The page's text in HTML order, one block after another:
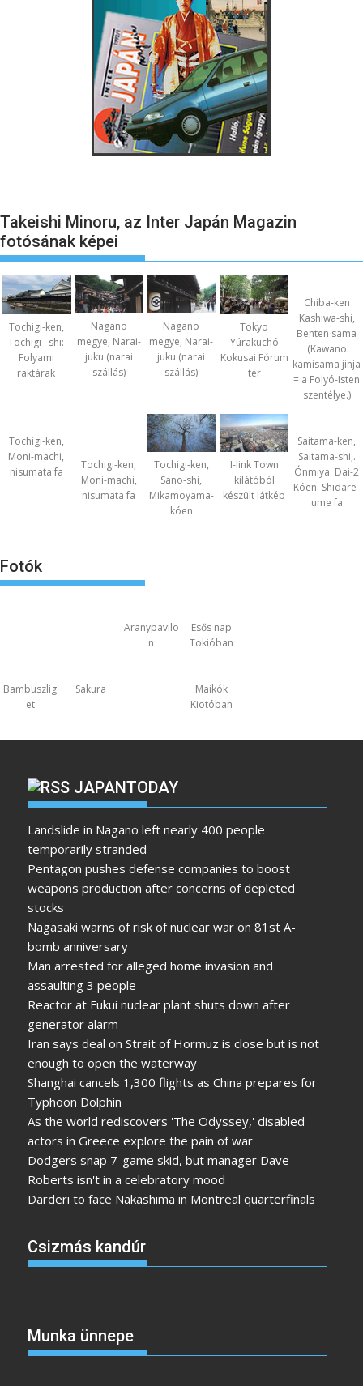
Takeishi Minoru, az Inter Japán Magazin
fotósának képei
Tochigi-ken,
Tochigi –shi:
Folyami
raktárak
Nagano
megye, Narai-
juku (narai
szállás)
Nagano
megye, Narai-
juku (narai
szállás)
Tokyo
Yúrakuchó
Kokusai Fórum
tér
Chiba-ken
Kashiwa-shi,
Benten sama
(Kawano
kamisama jinja
= a Folyó-Isten
szentélye.)
Tochigi-ken,
Moni-machi,
nisumata fa
nisumata fa
Tochigi-ken,
Sano-shi,
Mikamoyama-
kóen
I-link Town
kilátóból
készült látkép
Saitama-ken,
Saitama-shi,.
Ónmiya. Dai-2
Kóen. Shidare-
ume fa
Fotók
Aranypavilo
n
Esős nap
Tokióban
Bambuszlig
et
Sakura
Maikók
Kiotóban
JAPANTODAY
Landslide in Nagano left nearly 400 people
temporarily stranded
Pentagon pushes defense companies to boost
weapons production after concerns of depleted
stocks
Nagasaki warns of risk of nuclear war on 81st A-
bomb anniversary
Man arrested for alleged home invasion and
assaulting 3 people
Reactor at Fukui nuclear plant shuts down after
generator alarm
Iran says deal on Strait of Hormuz is close but is not
enough to open the waterway
Shanghai cancels 1,300 flights as China prepares for
Typhoon Dolphin
As the world rediscovers 'The Odyssey,' disabled
actors in Greece explore the pain of war
Dodgers snap 7-game skid, but manager Dave
Roberts isn't in a celebratory mood
Darderi to face Nakashima in Montreal quarterfinals
Csizmás kandúr
Munka ünnepe